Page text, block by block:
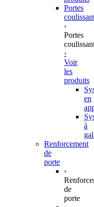
Portes
‹
Portes
›
Voir
les
produits
en
à
Renforcement
de
porte
‹
de
porte